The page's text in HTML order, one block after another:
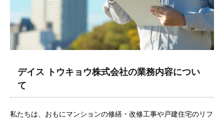
デイス トウキョウ株式会社の業務内容につい
て
私たちは、おもにマンションの修繕・改修工事や戸建住宅のリフ